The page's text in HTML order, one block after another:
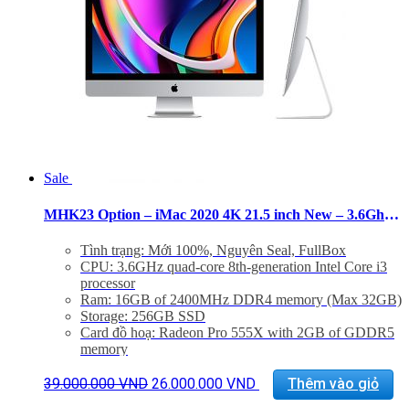
Sale
MHK23 Option – iMac 2020 4K 21.5 inch New – 3.6Ghz/Core i3/16GB/256GB/Pro 555X
Tình trạng: Mới 100%, Nguyên Seal, FullBox
CPU: 3.6GHz quad-core 8th-generation Intel Core i3
processor
Ram: 16GB of 2400MHz DDR4 memory (Max 32GB)
Storage: 256GB SSD
Card đồ hoạ: Radeon Pro 555X with 2GB of GDDR5
memory
2304), 500 nits
Kết nối: 4x USB 3.0, 2 Thunderbolt 3, LAN, 1x
39.000.000VND Giá
gốc
26.000.000 VND Giá
hiện
Thêm vào giỏ